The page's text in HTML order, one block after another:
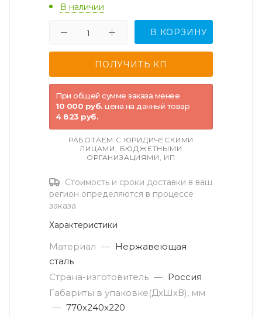
В наличии
В КОРЗИНУ
При общей сумме заказа менее
10 000 руб. цена на данный товар
4 823 руб.
РАБОТАЕМ С ЮРИДИЧЕСКИМИ
ЛИЦАМИ, БЮДЖЕТНЫМИ
ОРГАНИЗАЦИЯМИ, ИП
Стоимость и сроки доставки в ваш
регион определяются в процессе
заказа
Характеристики
Материал — Нержавеющая
сталь
Страна-изготовитель — Россия
Габариты в упаковке(ДxШxВ), мм
— 770x240x220